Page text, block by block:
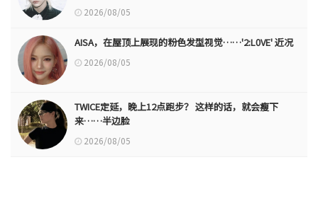
2026/08/05
AISA，在屋顶上展现的粉色发型视觉……'2:L0VE' 近况
2026/08/05
TWICE定延，晚上12点跑步？ 这样的话，就会瘦下
来……半边脸
2026/08/05